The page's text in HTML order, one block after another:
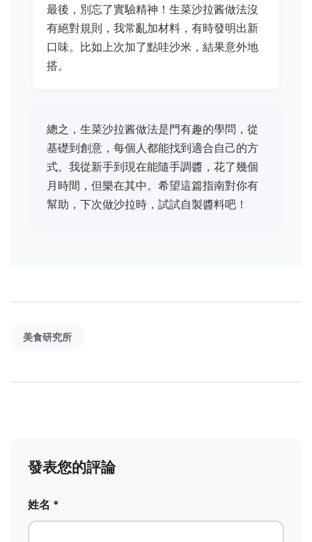
最後，別忘了實驗精神！生菜沙拉酱做法沒
有絕對規則，我常亂加材料，有時發明出新
口味。比如上次加了點哇沙米，結果意外地
搭。
總之，生菜沙拉酱做法是門有趣的學問，從
基礎到創意，每個人都能找到適合自己的方
式。我從新手到現在能隨手調醬，花了幾個
月時間，但樂在其中。希望這篇指南對你有
幫助，下次做沙拉時，試試自製醬料吧！
美食研究所
發表您的評論
姓名 *